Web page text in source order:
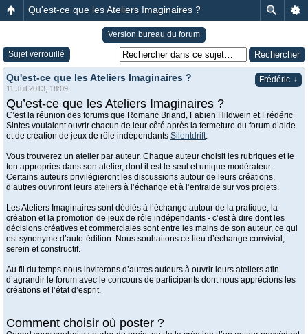
Qu'est-ce que les Ateliers Imaginaires ?
Version bureau du forum
Sujet verrouillé
Frédéric ↓
Qu'est-ce que les Ateliers Imaginaires ?
11 Juil 2013, 18:09
Qu’est-ce que les Ateliers Imaginaires ?
C’est la réunion des forums que Romaric Briand, Fabien Hildwein et Frédéric
Sintes voulaient ouvrir chacun de leur côté après la fermeture du forum d’aide
et de création de jeux de rôle indépendants Silentdrift.
Vous trouverez un atelier par auteur. Chaque auteur choisit les rubriques et le
ton appropriés dans son atelier, dont il est le seul et unique modérateur.
Certains auteurs privilégieront les discussions autour de leurs créations,
d’autres ouvriront leurs ateliers à l’échange et à l’entraide sur vos projets.
Les Ateliers Imaginaires sont dédiés à l’échange autour de la pratique, la
création et la promotion de jeux de rôle indépendants - c’est à dire dont les
décisions créatives et commerciales sont entre les mains de son auteur, ce qui
est synonyme d’auto-édition. Nous souhaitons ce lieu d’échange convivial,
serein et constructif.
Au fil du temps nous inviterons d’autres auteurs à ouvrir leurs ateliers afin
d’agrandir le forum avec le concours de participants dont nous apprécions les
créations et l’état d’esprit.
Comment choisir où poster ?